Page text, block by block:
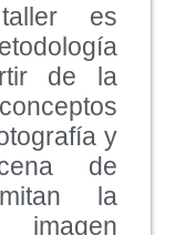
es
de la
y
de
la